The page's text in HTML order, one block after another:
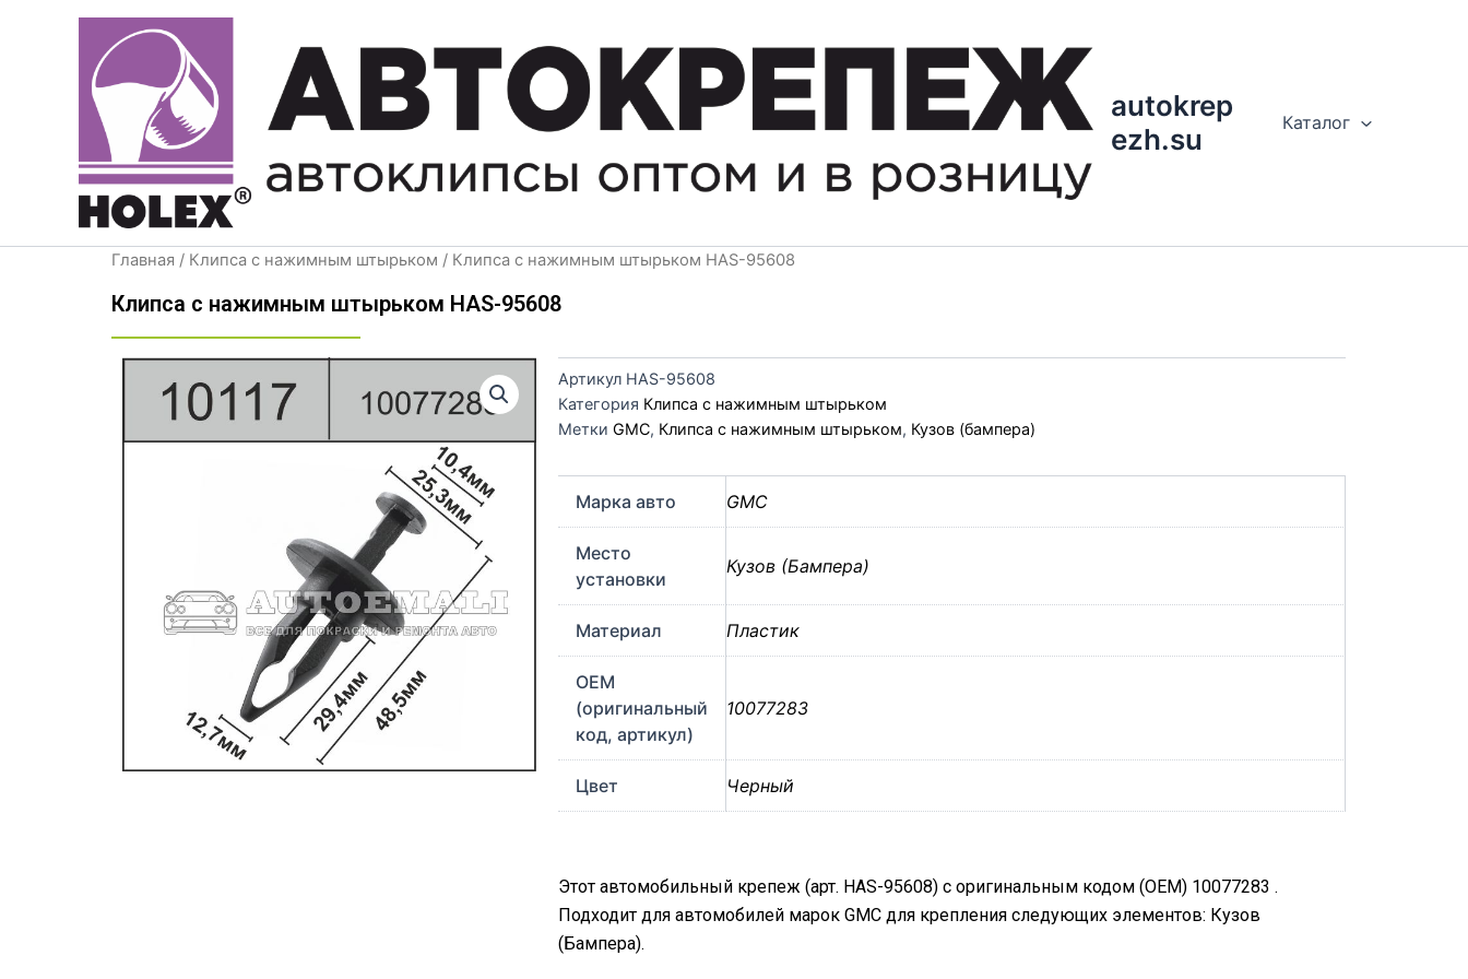
содержимому
autokrep
ezh.su
Каталог
Главная / Клипса с нажимным штырьком / Клипса с нажимным штырьком HAS-95608
Клипса с нажимным штырьком HAS-95608
Артикул HAS-95608
Категория Клипса с нажимным штырьком
Метки GMC, Клипса с нажимным штырьком, Кузов (бампера)
Марка авто GMC
Место
установки
Кузов (Бампера)
Материал Пластик
OEM
(оригинальный
код, артикул)
10077283
Цвет Черный
Этот автомобильный крепеж (арт. HAS-95608) с оригинальным кодом (OEM) 10077283 .
Подходит для автомобилей марок GMC для крепления следующих элементов: Кузов
(Бампера).